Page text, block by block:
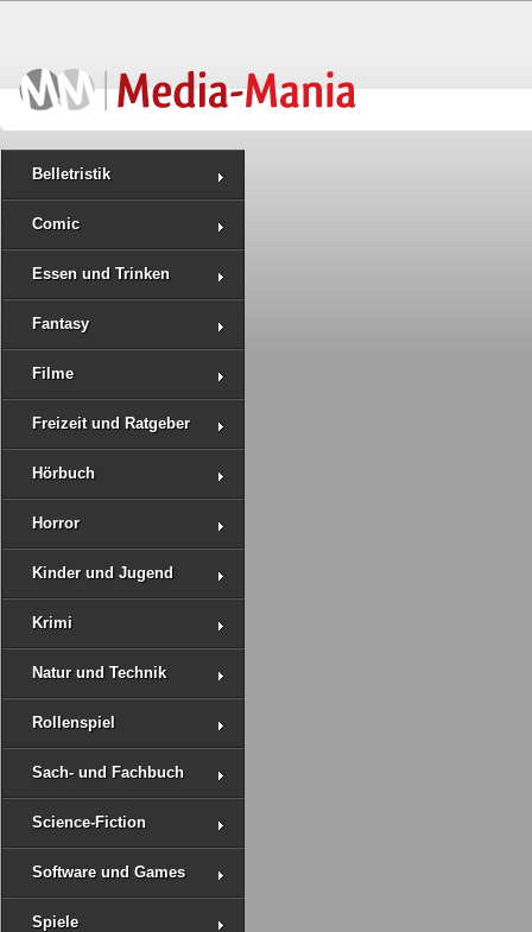
Belletristik
Comic
Essen und Trinken
Fantasy
Filme
Freizeit und Ratgeber
Hörbuch
Horror
Kinder und Jugend
Krimi
Natur und Technik
Rollenspiel
Sach- und Fachbuch
Science-Fiction
Software und Games
Spiele